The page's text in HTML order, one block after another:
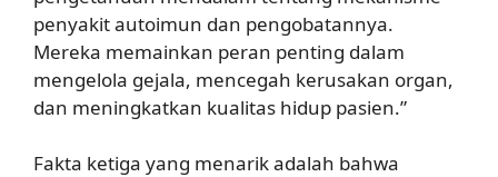
penyakit autoimun dan pengobatannya.
Mereka memainkan peran penting dalam
mengelola gejala, mencegah kerusakan organ,
dan meningkatkan kualitas hidup pasien.”
Fakta ketiga yang menarik adalah bahwa